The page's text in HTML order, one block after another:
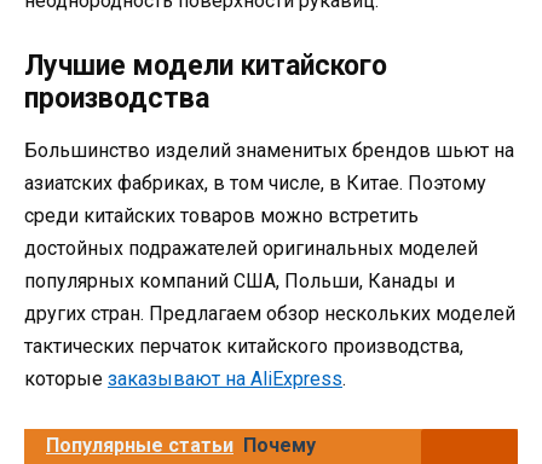
Лучшие модели китайского
производства
Большинство изделий знаменитых брендов шьют на
азиатских фабриках, в том числе, в Китае. Поэтому
среди китайских товаров можно встретить
достойных подражателей оригинальных моделей
популярных компаний США, Польши, Канады и
других стран. Предлагаем обзор нескольких моделей
тактических перчаток китайского производства,
которые заказывают на AliExpress.
Популярные статьи Почему